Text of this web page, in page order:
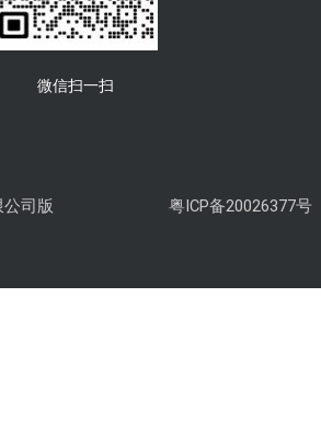
微信扫一扫
司版
粤ICP备20026377号